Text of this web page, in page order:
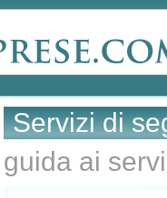
Servizi di
guida ai